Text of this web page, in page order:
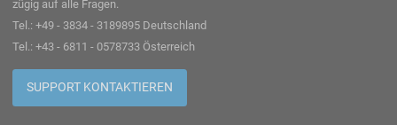
zügig auf alle Fragen.
Tel.: +49 - 3834 - 3189895 Deutschland
Tel.: +43 - 6811 - 0578733 Österreich
SUPPORT KONTAKTIEREN